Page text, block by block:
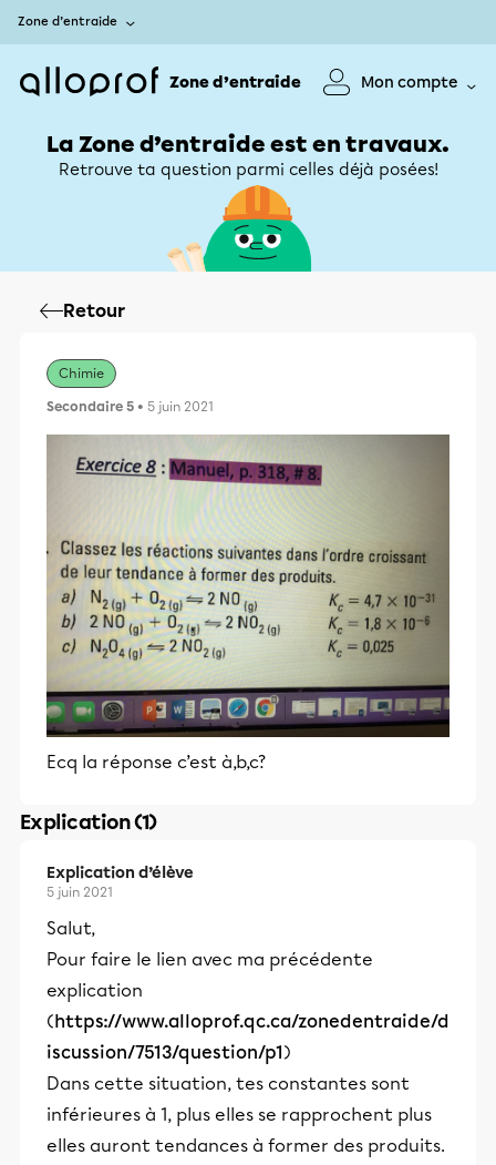
Zone d’entraide
Zone d’entraide Mon compte
La Zone d’entraide est en travaux.
Retrouve ta question parmi celles déjà posées!
Retour
Chimie
Secondaire 5 • 5 juin 2021
Ecq la réponse c’est à,b,c?
Explication (1)
Explication d’élève
5 juin 2021
Salut,
Pour faire le lien avec ma précédente
explication
(https://www.alloprof.qc.ca/zonedentraide/d
iscussion/7513/question/p1)
Dans cette situation, tes constantes sont
inférieures à 1, plus elles se rapprochent plus
elles auront tendances à former des produits.